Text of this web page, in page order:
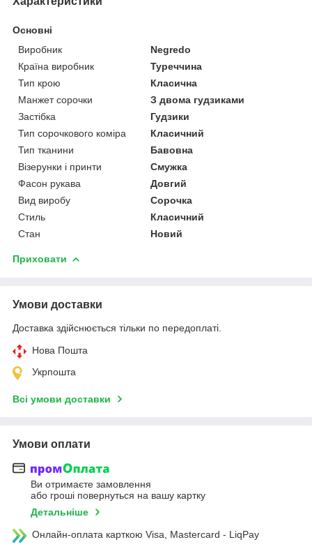
Основні
Виробник
Negredo
Країна виробник
Туреччина
Тип крою
Класична
Манжет сорочки
З двома гудзиками
Застібка
Гудзики
Тип сорочкового коміра
Класичний
Тип тканини
Бавовна
Візерунки і принти
Смужка
Фасон рукава
Довгий
Вид виробу
Сорочка
Стиль
Класичний
Стан
Новий
Приховати
Умови доставки
Доставка здійснюється тільки по передоплаті.
Нова Пошта
Укрпошта
Всі умови доставки
Умови оплати
Ви отримаєте замовлення
або гроші повернуться на вашу картку
Детальніше
Онлайн-оплата карткою Visa, Mastercard - LiqPay